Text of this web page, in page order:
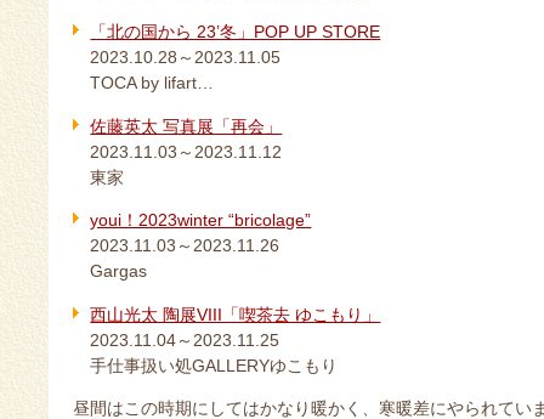
「北の国から 23’冬」POP UP STORE
2023.10.28～2023.11.05
TOCA by lifart…
佐藤英太 写真展「再会」
2023.11.03～2023.11.12
東家
youi！2023winter “bricolage”
2023.11.03～2023.11.26
Gargas
西山光太 陶展VIII「喫茶去 ゆこもり」
2023.11.04～2023.11.25
手仕事扱い処GALLERYゆこもり
昼間はこの時期にしてはかなり暖かく、寒暖差にやられてい